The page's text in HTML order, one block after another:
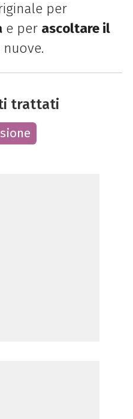
per
e per ascoltare il
trattati